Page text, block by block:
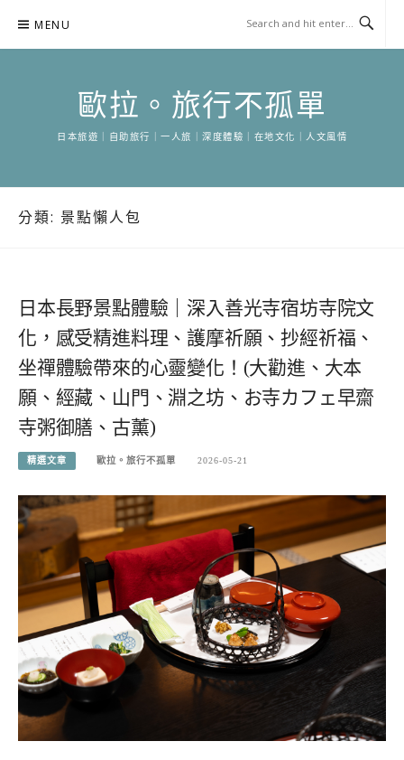
content
MENU
歐拉。旅行不孤單
日本旅遊｜自助旅行｜一人旅｜深度體驗｜在地文化｜人文風情
分類: 景點懶人包
日本長野景點體驗｜深入善光寺宿坊寺院文
化，感受精進料理、護摩祈願、抄經祈福、
坐禪體驗帶來的心靈變化！(大勸進、大本
願、經藏、山門、淵之坊、お寺カフェ早齋
寺粥御膳、古薰)
精選文章 歐拉。旅行不孤單 2026-05-21